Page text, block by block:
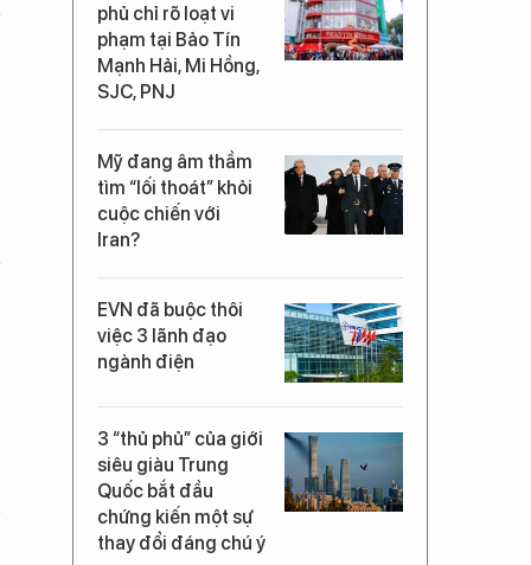
phủ chỉ rõ loạt vi
phạm tại Bảo Tín
Mạnh Hải, Mi Hồng,
SJC, PNJ
Mỹ đang âm thầm
tìm “lối thoát” khỏi
cuộc chiến với
Iran?
EVN đã buộc thôi
việc 3 lãnh đạo
ngành điện
3 “thủ phủ” của giới
siêu giàu Trung
Quốc bắt đầu
chứng kiến một sự
thay đổi đáng chú ý